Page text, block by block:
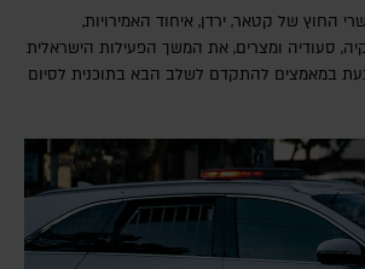
החוץ של קטאר, ירדן, איחוד האמירויות,
סעודיה ומצרים, את המשך הפעילות הישראלית
במאמצים להתקדם לשלב הבא בתוכנית לסיום